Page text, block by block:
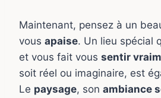
Maintenant, pensez à un
vous apaise. Un lieu spécial
et vous fait vous sentir
soit réel ou imaginaire, est
Le paysage, son ambiance